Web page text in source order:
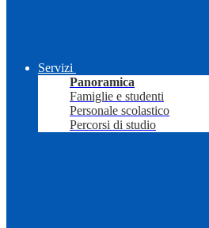
Servizi
Panoramica
Famiglie e studenti
Personale scolastico
Percorsi di studio